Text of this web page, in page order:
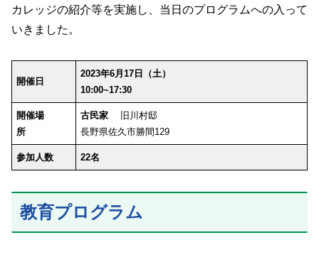
カレッジの紹介等を実施し、当日のプログラムへの入って
いきました。
開催日
2023年6月17日（土）
10:00~17:30
開催場
所
古民家 旧川村邸
長野県佐久市勝間129
参加人数 22名
教育プログラム